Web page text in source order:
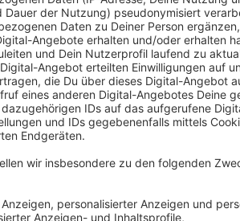
Anzeige
Düsseldorf ist ein attraktiver Standort für
400. Dazu zählen unter anderem der
TK Maxx. Letztere hat in Düsseldorf ihre
drittwichtigste Handelspartner; nach den
allerdings auch keine Einbrüche beim In-
Unternehmen hier bei uns eher